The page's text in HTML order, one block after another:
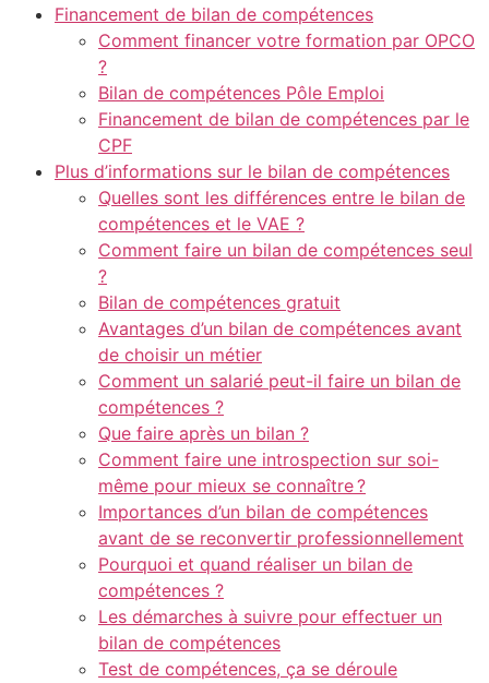
Financement de bilan de compétences
Comment financer votre formation par OPCO
?
Bilan de compétences Pôle Emploi
Financement de bilan de compétences par le
CPF
Plus d’informations sur le bilan de compétences
Quelles sont les différences entre le bilan de
compétences et le VAE ?
Comment faire un bilan de compétences seul
?
Bilan de compétences gratuit
Avantages d’un bilan de compétences avant
de choisir un métier
Comment un salarié peut-il faire un bilan de
compétences ?
Que faire après un bilan ?
Comment faire une introspection sur soi-
même pour mieux se connaître ?
Importances d’un bilan de compétences
avant de se reconvertir professionnellement
Pourquoi et quand réaliser un bilan de
compétences ?
Les démarches à suivre pour effectuer un
bilan de compétences
Test de compétences, ça se déroule
Nécessaire
Ces cookies ne
sont pas
facultatifs. Ils
nécessaires au
fonctionnement
du site Web.
Statistiques
Afin que nous
puissions